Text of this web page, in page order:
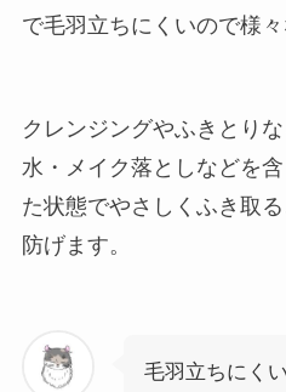
で毛羽立ちにくいので様
クレンジングやふきとり
水・メイク落としなどを
た状態でやさしくふき取
防げます。
毛羽立ちにく